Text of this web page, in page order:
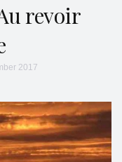
revoir
2017